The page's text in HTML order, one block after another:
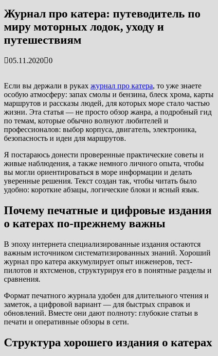
Где отдохнуть летом: идеи и план действий дл...
07.04.2026
07.04.2026
04.08.2025
Журнал про катера: путеводитель по
миру моторных лодок, уходу и
путешествиям
05.11.2020 0
Если вы держали в руках журнал про катера, то уже знаете
особую атмосферу: запах смолы и бензина, блеск хрома, карты
маршрутов и рассказы людей, для которых море стало частью
жизни. Эта статья — не просто обзор жанра, а подробный гид
по темам, которые обычно волнуют любителей и
профессионалов: выбор корпуса, двигатель, электроника,
безопасность и идеи для маршрутов.
Я постараюсь донести проверенные практические советы и
живые наблюдения, а также немного личного опыта, чтобы
вы могли ориентироваться в море информации и делать
уверенные решения. Текст создан так, чтобы читать было
удобно: короткие абзацы, логические блоки и ясный язык.
Почему печатные и цифровые издания
о катерах по-прежнему важны
В эпоху интернета специализированные издания остаются
важным источником систематизированных знаний. Хороший
журнал про катера аккумулирует опыт инженеров, тест-
пилотов и яхтсменов, структурируя его в понятные разделы и
сравнения.
Формат печатного журнала удобен для длительного чтения и
заметок, а цифровой вариант — для быстрых справок и
обновлений. Вместе они дают полноту: глубокие статьи в
печати и оперативные обзоры в сети.
Структура хорошего издания о катерах